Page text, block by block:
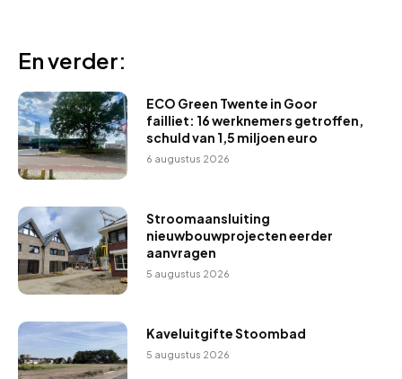
En verder:
ECO Green Twente in Goor
failliet: 16 werknemers getroffen,
schuld van 1,5 miljoen euro
6 augustus 2026
Stroomaansluiting
nieuwbouwprojecten eerder
aanvragen
5 augustus 2026
Kaveluitgifte Stoombad
5 augustus 2026